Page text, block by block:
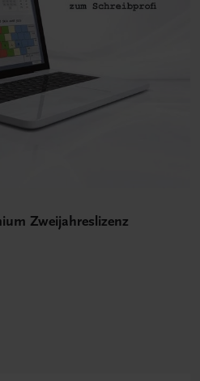
Zweijahreslizenz